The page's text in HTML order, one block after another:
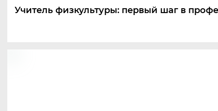
Учитель физкультуры: первый шаг в